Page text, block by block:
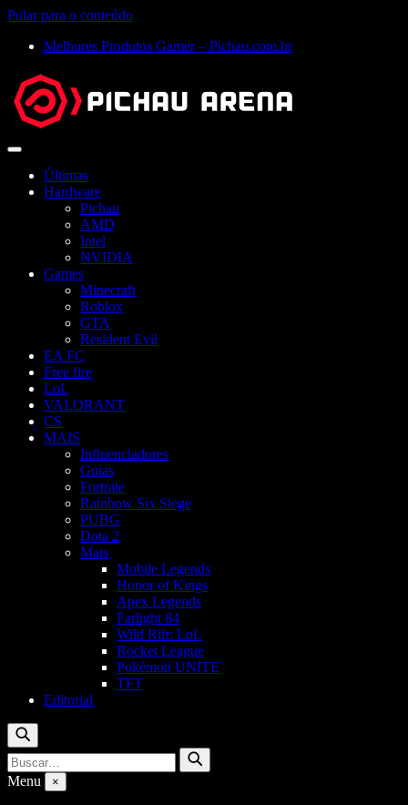
Pular para o conteúdo
Melhores Produtos Gamer – Pichau.com.br
Abrir
Últimas
Hardware
Pichau
AMD
Intel
NVIDIA
Games
Minecraft
Roblox
GTA
Resident Evil
EA FC
Free fire
LoL
VALORANT
CS
MAIS
Influenciadores
Guias
Fortnite
Rainbow Six Siege
PUBG
Dota 2
Mais
Mobile Legends
Honor of Kings
Apex Legends
Farlight 84
Wild Rift: LoL
Rocket League
Pokémon UNITE
TFT
Editorial
Buscar
Buscar
por:
Buscar
Menu ×